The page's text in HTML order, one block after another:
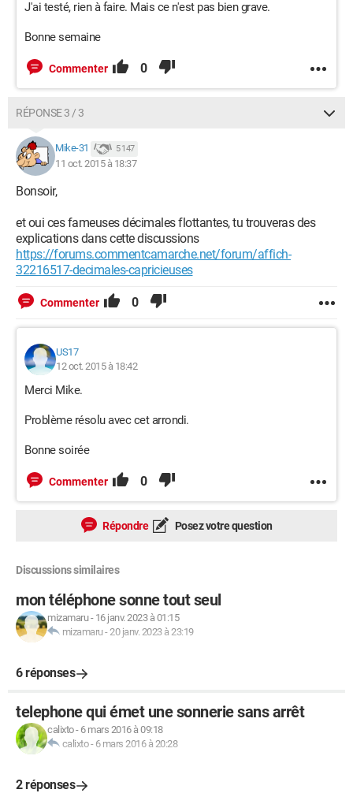
J'ai testé, rien à faire. Mais ce n'est pas bien grave.
Bonne semaine
Commenter 0
RÉPONSE 3 / 3
Mike-31 5 147
11 oct. 2015 à 18:37
Bonsoir,
et oui ces fameuses décimales flottantes, tu trouveras des
explications dans cette discussions
https://forums.commentcamarche.net/forum/affich-
32216517-decimales-capricieuses
Commenter 0
US17
12 oct. 2015 à 18:42
Merci Mike.
Problème résolu avec cet arrondi.
Bonne soirée
Commenter 0
Répondre Posez votre question
Discussions similaires
mon téléphone sonne tout seul
mizamaru- 16 janv. 2023 à 01:15
mizamaru-20 janv. 2023 à 23:19
6 réponses
telephone qui émet une sonnerie sans arrêt
calixto- 6 mars 2016 à 09:18
calixto- 6 mars 2016 à 20:28
2 réponses